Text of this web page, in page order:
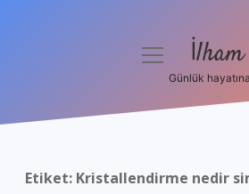
menüyü
Günlük
Etiket: Kristallendirme nedir